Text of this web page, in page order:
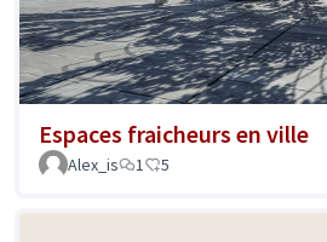
Espaces fraicheurs en ville
Alex_is
1 5